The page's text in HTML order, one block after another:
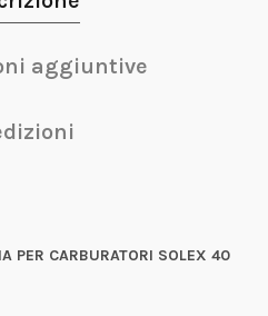
aggiuntive
PER CARBURATORI SOLEX 40